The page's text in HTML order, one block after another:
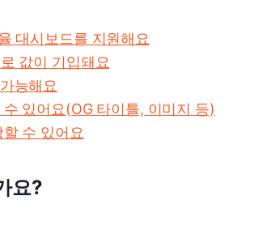
대시보드를 지원해요
값이 기입돼요
능해요
있어요(OG 타이틀, 이미지 등)
수 있어요
요?